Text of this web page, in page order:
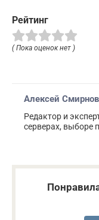
Рейтинг
( Пока оценок нет )
Алексей Смирнов
Редактор и
серверах, выборе